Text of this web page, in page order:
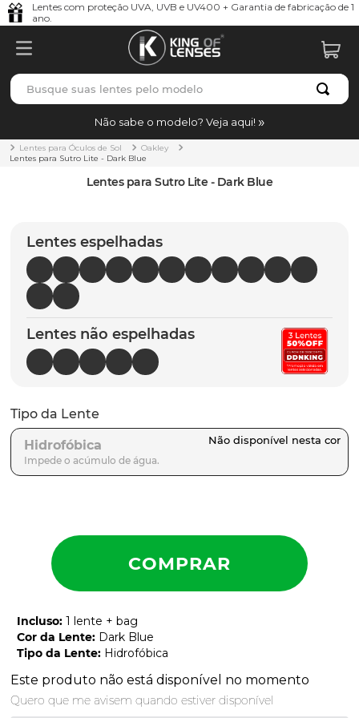
Lentes com proteção UVA, UVB e UV400 + Garantia de fabricação de 1
ano.
Busque suas lentes pelo modelo
Não sabe o modelo? Veja aqui!
Lentes para Óculos de Sol
Oakley
Lentes para Sutro Lite - Dark Blue
Lentes para Sutro Lite - Dark Blue
Lentes espelhadas
Lentes não espelhadas
Tipo da Lente
Hidrofóbica
Incluso: 1 lente + bag
Cor da Lente: Dark Blue
Tipo da Lente: Hidrofóbica
Este produto não está disponível no momento
Quero que me avisem quando estiver disponível
TERMOS MAIS BUSCADOS
1º borrachas
holbrook
5º chaves
6º t-shock
7º latch
8º gasket
9º parafusos